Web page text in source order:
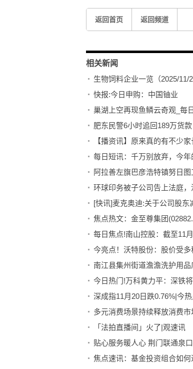
返回首页 返回频道
相关新闻
生物饲料企业一览（2025/11/
快报:今日申购：中国铀业
巢湖上空再现鱼鳞云奇观_每
肥东民警6小时追回189万货款
【播资讯】原来真的有不少
每日短讯：千万别放弃，今年
阿拉善左旗巴彦浩特镇努日
环球印务被子公司告上法庭
[快讯]麦克奥迪:关于公司股
焦点热文：金至尊集团
每日焦点!南山控股：截至11
今亮点！沃特股份：股价受多
南江县集州街道澹澹洗护用
今日热门!万科黄力平：深铁
深成指11月20日跌0.76%|今
多元消费场景持续释放消费市
「法拍直播间」火了|观速讯
贴心服务暖人心 荆门联通泉
焦点速讯：基金投资组合如何